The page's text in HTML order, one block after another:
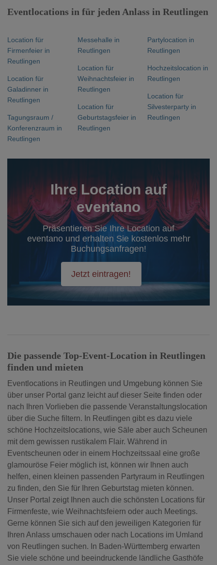
Eventlocations in für jeden Anlass in Reutlingen
Location für
Firmenfeier in
Reutlingen
Location für
Galadinner in
Reutlingen
Tagungsraum /
Konferenzraum in
Reutlingen
Messehalle in
Reutlingen
Location für
Weihnachtsfeier in
Reutlingen
Location für
Geburtstagsfeier in
Reutlingen
Partylocation in
Reutlingen
Hochzeitslocation in
Reutlingen
Location für
Silvesterparty in
Reutlingen
Ihre Location auf
eventano
Präsentieren Sie Ihre Location auf
eventano und erhalten Sie kostenlos mehr
Buchungsanfragen!
Jetzt eintragen!
Die passende Top-Event-Location in Reutlingen
finden und mieten
Eventlocations in Reutlingen und Umgebung können Sie
über unser Portal ganz leicht auf dieser Seite finden oder
nach Ihren Vorlieben die passende Veranstaltungslocation
über die Suche filtern. In Reutlingen gibt es dazu viele
schöne Hochzeitslocations, wie Säle aber auch Scheunen
mit dem gewissen rustikalem Flair. Während in
Eventscheunen oder in einem Hochzeitssaal eine große
glamouröse Feier möglich ist, können wir Ihnen auch
helfen, einen kleinen passenden Partyraum in Reutlingen
zu finden, den Sie für Ihren Geburtstag mieten können.
Unser Portal zeigt Ihnen auch die schönsten Locations für
Firmenfeste, wie Weihnachtsfeiern oder auch Meetings.
Gerne können Sie sich auf den jeweiligen Kategorien für
Ihren Anlass umschauen oder nach Locations im Umland
von Reutlingen suchen. In Baden-Württemberg erwarten
Sie viele schöne und beeindruckende ländliche Gasthöfe